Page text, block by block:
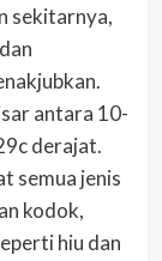
sekitarnya,
antara 10-
derajat.
semua jenis
kodok,
hiu dan